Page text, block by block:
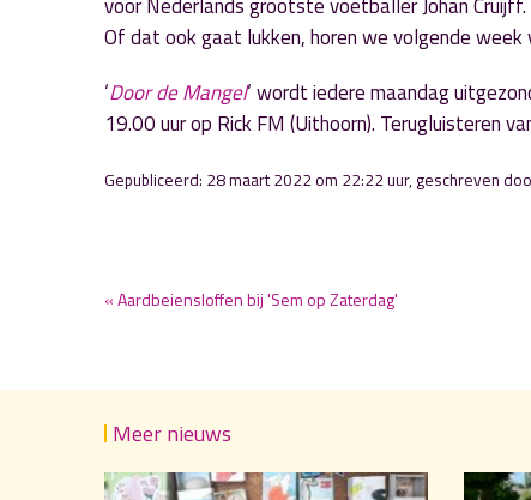
Of dat ook gaat lukken, horen we volgende
‘Door de Mangel‘ wordt iedere maandag
19.00 uur op Rick FM (Uithoorn). Terugluisteren
Gepubliceerd: 28 maart 2022 om 22:22 uur, geschreven
« Aardbeiensloffen bij 'Sem op Zaterdag'
Meer nieuws